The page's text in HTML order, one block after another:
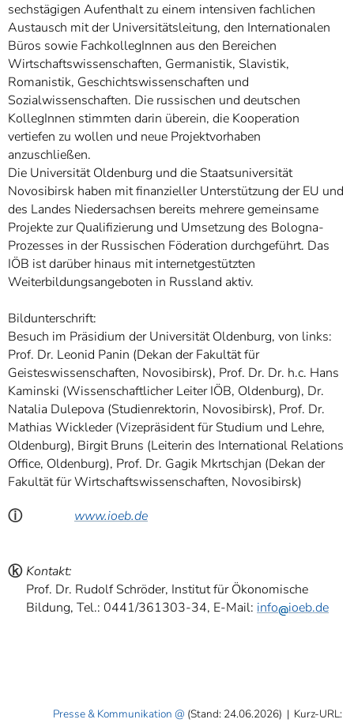
sechstägigen Aufenthalt zu einem intensiven fachlichen
Austausch mit der Universitätsleitung, den Internationalen
Büros sowie FachkollegInnen aus den Bereichen
Wirtschaftswissenschaften, Germanistik, Slavistik,
Romanistik, Geschichtswissenschaften und
Sozialwissenschaften. Die russischen und deutschen
KollegInnen stimmten darin überein, die Kooperation
vertiefen zu wollen und neue Projektvorhaben
anzuschließen.
Die Universität Oldenburg und die Staatsuniversität
Novosibirsk haben mit finanzieller Unterstützung der EU und
des Landes Niedersachsen bereits mehrere gemeinsame
Projekte zur Qualifizierung und Umsetzung des Bologna-
Prozesses in der Russischen Föderation durchgeführt. Das
IÖB ist darüber hinaus mit internetgestützten
Weiterbildungsangeboten in Russland aktiv.
Bildunterschrift:
Besuch im Präsidium der Universität Oldenburg, von links:
Prof. Dr. Leonid Panin (Dekan der Fakultät für
Geisteswissenschaften, Novosibirsk), Prof. Dr. Dr. h.c. Hans
Kaminski (Wissenschaftlicher Leiter IÖB, Oldenburg), Dr.
Natalia Dulepova (Studienrektorin, Novosibirsk), Prof. Dr.
Mathias Wickleder (Vizepräsident für Studium und Lehre,
Oldenburg), Birgit Bruns (Leiterin des International Relations
Office, Oldenburg), Prof. Dr. Gagik Mkrtschjan (Dekan der
Fakultät für Wirtschaftswissenschaften, Novosibirsk)
ⓘ www.ioeb.de
ⓚ Kontakt:
Prof. Dr. Rudolf Schröder, Institut für Ökonomische
Bildung, Tel.: 0441/361303-34, E-Mail: info ioeb.de
Presse & Kommunikation (Stand: 24.06.2026) | Kurz-URL: